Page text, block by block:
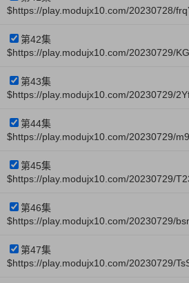
$https://play.modujx10.com/20230728/
第42集
$https://play.modujx10.com/20230729/
第43集
$https://play.modujx10.com/20230729/
第44集
$https://play.modujx10.com/20230729/
第45集
$https://play.modujx10.com/20230729/
第46集
$https://play.modujx10.com/20230729/
第47集
$https://play.modujx10.com/20230729/